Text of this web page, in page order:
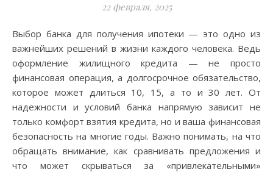
22 февраля, 2025
Выбор банка для получения ипотеки — это одно из
важнейших решений в жизни каждого человека. Ведь
оформление жилищного кредита — не просто
финансовая операция, а долгосрочное обязательство,
которое может длиться 10, 15, а то и 30 лет. От
надежности и условий банка напрямую зависит не
только комфорт взятия кредита, но и ваша финансовая
безопасность на многие годы. Важно понимать, на что
обращать внимание, как сравнивать предложения и
что может скрываться за «привлекательными»